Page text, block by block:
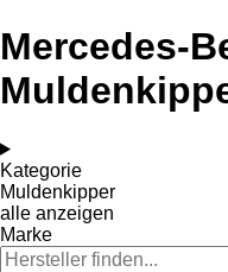
Mercedes-
Kategorie
Muldenkipper
alle anzeigen
Marke